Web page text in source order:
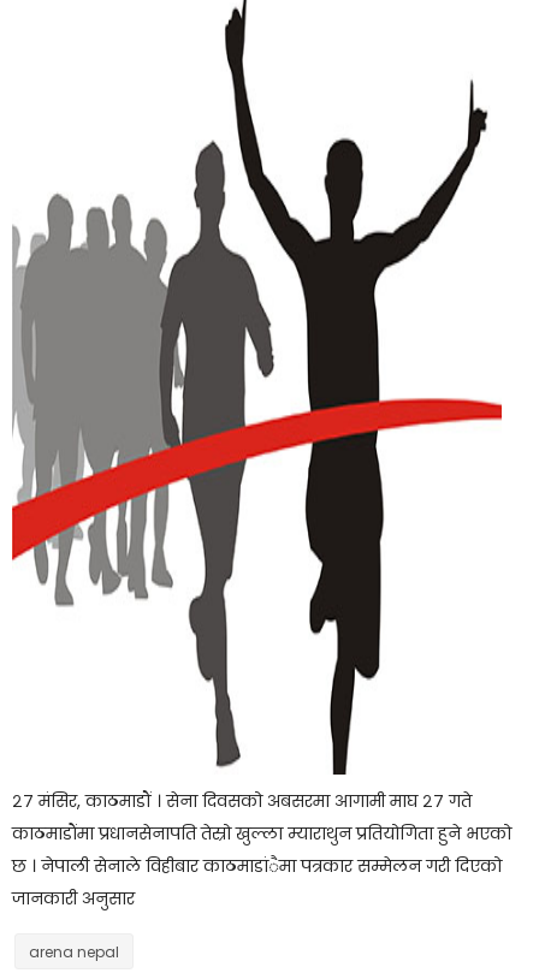
२७ मंसिर, काठमाडौं । सेना दिवसको अबसरमा आगामी माघ २७ गते
काठमाडाैंमा प्रधानसेनापति तेस्रो खुल्ला म्याराथुन प्रतियोगिता हुने भएको
छ । नेपाली सेनाले विहीबार काठमाडांैमा पत्रकार सम्मेलन गरी दिएको
जानकारी अनुसार
arena nepal